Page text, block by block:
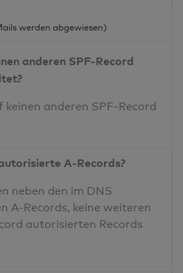
werden abgewiesen)
anderen SPF-Record
keinen anderen SPF-Record
A-Records?
neben den im DNS
A-Records, keine weiteren
autorisierten Records